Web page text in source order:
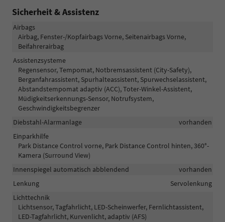
Sicherheit & Assistenz
Airbags
Airbag, Fenster-/Kopfairbags Vorne, Seitenairbags Vorne,
Beifahrerairbag
Assistenzsysteme
Regensensor, Tempomat, Notbremsassistent (City-Safety),
Berganfahrassistent, Spurhalteassistent, Spurwechselassistent,
Abstandstempomat adaptiv (ACC), Toter-Winkel-Assistent,
Müdigkeitserkennungs-Sensor, Notrufsystem,
Geschwindigkeitsbegrenzer
Diebstahl-Alarmanlage
vorhanden
Einparkhilfe
Park Distance Control vorne, Park Distance Control hinten, 360°-
Kamera (Surround View)
Innenspiegel automatisch abblendend
vorhanden
Lenkung
Servolenkung
Lichttechnik
Lichtsensor, Tagfahrlicht, LED-Scheinwerfer, Fernlichtassistent,
LED-Tagfahrlicht, Kurvenlicht, adaptiv (AFS)